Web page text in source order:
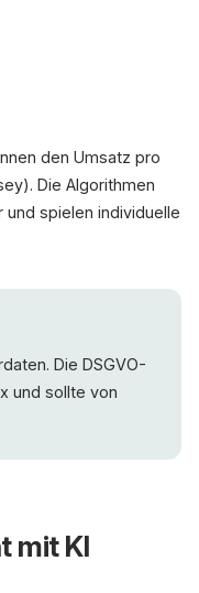
den Umsatz pro
Die Algorithmen
und spielen individuelle
Die DSGVO-
und sollte von
mit KI